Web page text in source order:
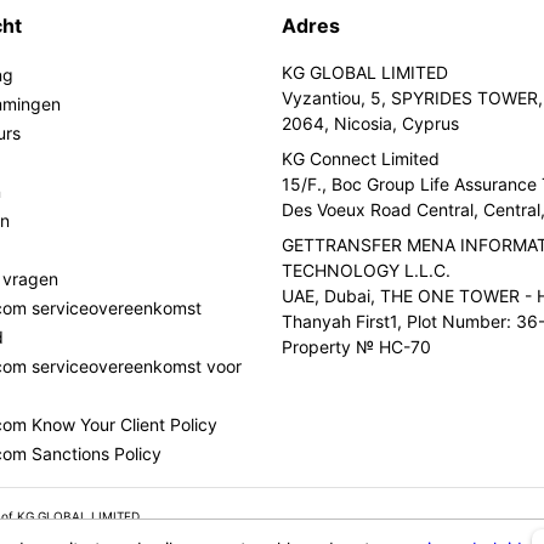
serviceovereenkomst
serviceovereenkomst voor
Know Your Client Policy
Sanctions Policy
Adres
KG GLOBAL LIMITED
Vyzantiou, 5, SPYRIDES
2064, Nicosia, Cyprus
KG Connect Limited
15/F., Boc Group Life Assurance
Des Voeux Road Central,
GETTRANSFER MENA
TECHNOLOGY L.L.C.
UAE, Dubai, THE ONE TOWER -
Thanyah First1, Plot Number:
Property № HC-70
KG GLOBAL LIMITED.